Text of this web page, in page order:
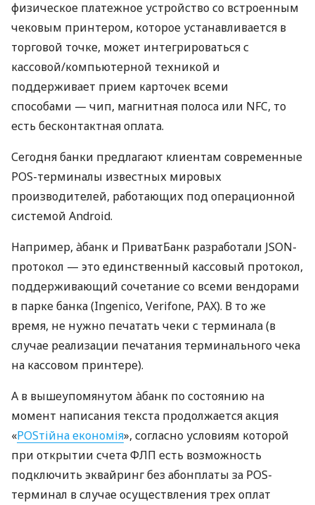
физическое платежное устройство со встроенным
чековым принтером, которое устанавливается в
торговой точке, может интегрироваться с
кассовой/компьютерной техникой и
поддерживает прием карточек всеми
способами — чип, магнитная полоса или NFC, то
есть бесконтактная оплата.
Сегодня банки предлагают клиентам современные
POS-терминалы известных мировых
производителей, работающих под операционной
системой Android.
Например, àбанк и ПриватБанк разработали JSON-
протокол — это единственный кассовый протокол,
поддерживающий сочетание со всеми вендорами
в парке банка (Ingenico, Verifone, PAX). В то же
время, не нужно печатать чеки с терминала (в
случае реализации печатания терминального чека
на кассовом принтере).
А в вышеупомянутом àбанк по состоянию на
момент написания текста продолжается акция
«POSтійна економія», согласно условиям которой
при открытии счета ФЛП есть возможность
подключить эквайринг без абонплаты за POS-
терминал в случае осуществления трех оплат